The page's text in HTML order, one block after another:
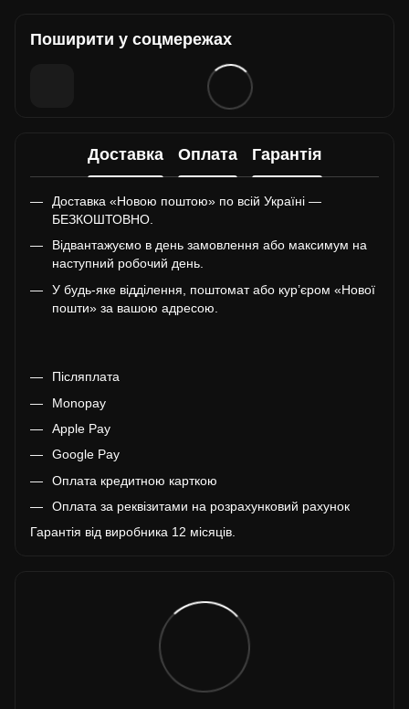
Поширити у соцмережах
Доставка Оплата Гарантія
Доставка «Новою поштою» по всій Україні —
БЕЗКОШТОВНО.
Відвантажуємо в день замовлення або максимум на
наступний робочий день.
У будь-яке відділення, поштомат або кур’єром «Нової
пошти» за вашою адресою.
Післяплата
Monopay
Apple Pay
Google Pay
Оплата кредитною карткою
Оплата за реквізитами на розрахунковий рахунок
Гарантія від виробника 12 місяців.